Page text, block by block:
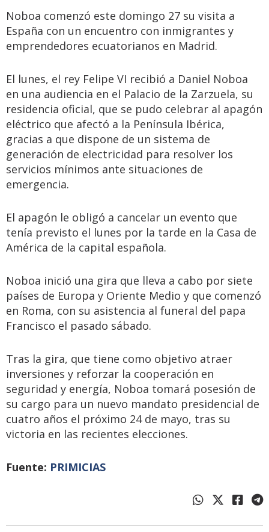
Noboa comenzó este domingo 27 su visita a
España con un encuentro con inmigrantes y
emprendedores ecuatorianos en Madrid.
El lunes, el rey Felipe VI recibió a Daniel Noboa
en una audiencia en el Palacio de la Zarzuela, su
residencia oficial, que se pudo celebrar al apagón
eléctrico que afectó a la Península Ibérica,
gracias a que dispone de un sistema de
generación de electricidad para resolver los
servicios mínimos ante situaciones de
emergencia.
El apagón le obligó a cancelar un evento que
tenía previsto el lunes por la tarde en la Casa de
América de la capital española.
Noboa inició una gira que lleva a cabo por siete
países de Europa y Oriente Medio y que comenzó
en Roma, con su asistencia al funeral del papa
Francisco el pasado sábado.
Tras la gira, que tiene como objetivo atraer
inversiones y reforzar la cooperación en
seguridad y energía, Noboa tomará posesión de
su cargo para un nuevo mandato presidencial de
cuatro años el próximo 24 de mayo, tras su
victoria en las recientes elecciones.
Fuente: PRIMICIAS